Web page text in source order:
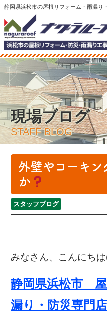
静岡県浜松市の屋根リフォーム・雨漏り
現場ブログ
STAFF BLOG
外壁やコーキン
か
スタッフブログ
みなさん、こんにち
静岡県浜松市
漏り・防災専門